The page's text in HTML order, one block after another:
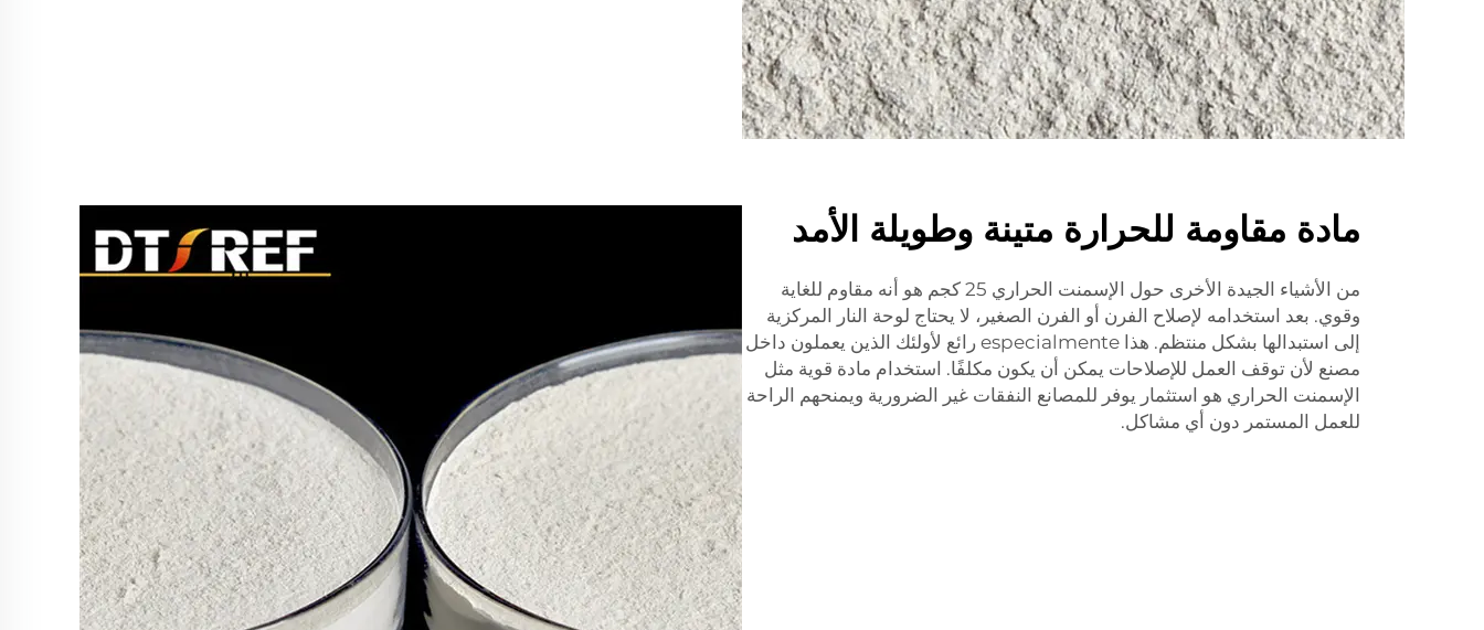
مادة مقاومة للحرارة متينة وطويلة الأمد
من الأشياء الجيدة الأخرى حول الإسمنت الحراري 25 كجم هو أنه مقاوم للغاية
وقوي. بعد استخدامه لإصلاح الفرن أو الفرن الصغير، لا يحتاج لوحة النار المركزية
إلى استبدالها بشكل منتظم. هذا especialmente رائع لأولئك الذين يعملون داخل
مصنع لأن توقف العمل للإصلاحات يمكن أن يكون مكلفًا. استخدام مادة قوية مثل
الإسمنت الحراري هو استثمار يوفر للمصانع النفقات غير الضرورية ويمنحهم الراحة
للعمل المستمر دون أي مشاكل.